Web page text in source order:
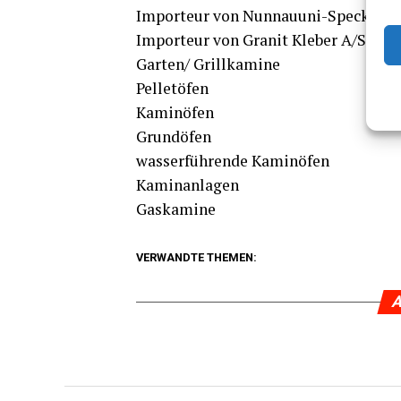
Impor­teur von Nunnau­uni-
Impor­teur von Gra­nit Kle­ber A/
Garten/ Grillkamine
Pelletöfen
Kaminöfen
Grundöfen
was­ser­füh­ren­de Kaminöfen
Kaminanlagen
Gaskamine
VERWANDTE THEMEN: